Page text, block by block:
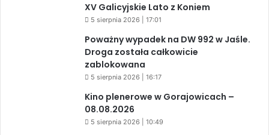
XV Galicyjskie Lato z Koniem
5 sierpnia 2026 | 17:01
Poważny wypadek na DW 992 w Jaśle.
Droga została całkowicie
zablokowana
5 sierpnia 2026 | 16:17
Kino plenerowe w Gorajowicach –
08.08.2026
5 sierpnia 2026 | 10:49